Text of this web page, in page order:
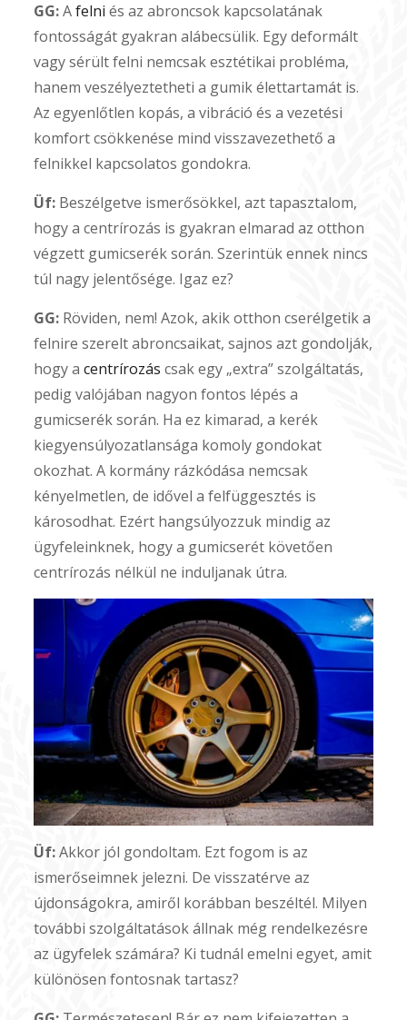
GG:Afelni és az abroncsok kapcsolatának
fontosságát gyakran alábecsülik. Egy deformált
vagy sérült felni nemcsak esztétikai probléma,
hanem veszélyeztetheti a gumik élettartamát is.
Az egyenlőtlen kopás, a vibráció és a vezetési
komfort csökkenése mind visszavezethető a
felnikkel kapcsolatos gondokra.
Üf: Beszélgetve ismerősökkel, azt tapasztalom,
hogy a centrírozás is gyakran elmarad az otthon
végzett gumicserék során. Szerintük ennek nincs
túl nagy jelentősége. Igaz ez?
GG:Röviden, nem! Azok, akik otthon cserélgetik a
felnire szerelt abroncsaikat, sajnos azt gondolják,
hogy a centrírozás csak egy „extra” szolgáltatás,
pedig valójában nagyon fontos lépés a
gumicserék során. Ha ez kimarad, a kerék
kiegyensúlyozatlansága komoly gondokat
okozhat. A kormány rázkódása nemcsak
kényelmetlen, de idővel a felfüggesztés is
károsodhat. Ezért hangsúlyozzuk mindig az
ügyfeleinknek, hogy a gumicserét követően
centrírozás nélkül ne induljanak útra.
Üf:Akkor jól gondoltam. Ezt fogom is az
ismerőseimnek jelezni. De visszatérve az
újdonságokra, amiről korábban beszéltél. Milyen
további szolgáltatások állnak még rendelkezésre
az ügyfelek számára? Ki tudnál emelni egyet, amit
különösen fontosnak tartasz?